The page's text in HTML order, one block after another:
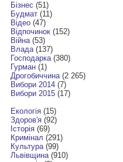
Бізнес (51)
Будмат(11)
Відео(47)
Відпочинок(152)
Війна(53)
Влада(137)
Господарка(380)
Гурман(1)
Дрогобиччина(2 265)
Вибори 2014(7)
Вибори 2015(17)
Екологія(15)
Здоров'я(92)
Історія(69)
Кримінал (291)
Культура(99)
Львівщина(910)